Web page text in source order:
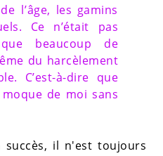
l’âge, les gamins
Ce n’était pas
beaucoup de
du harcèlement
C’est-à-dire que
de moi sans
succès, il n'est toujours